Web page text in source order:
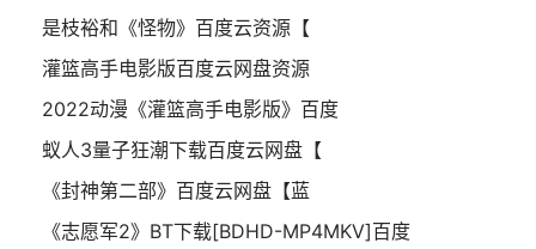
是枝裕和《怪物》百度云资源【
灌篮高手电影版百度云网盘资源
2022动漫《灌篮高手电影版》百度
蚁人3量子狂潮下载百度云网盘【
《封神第二部》百度云网盘【蓝
《志愿军2》BT下载[BDHD-MP4MKV]百度